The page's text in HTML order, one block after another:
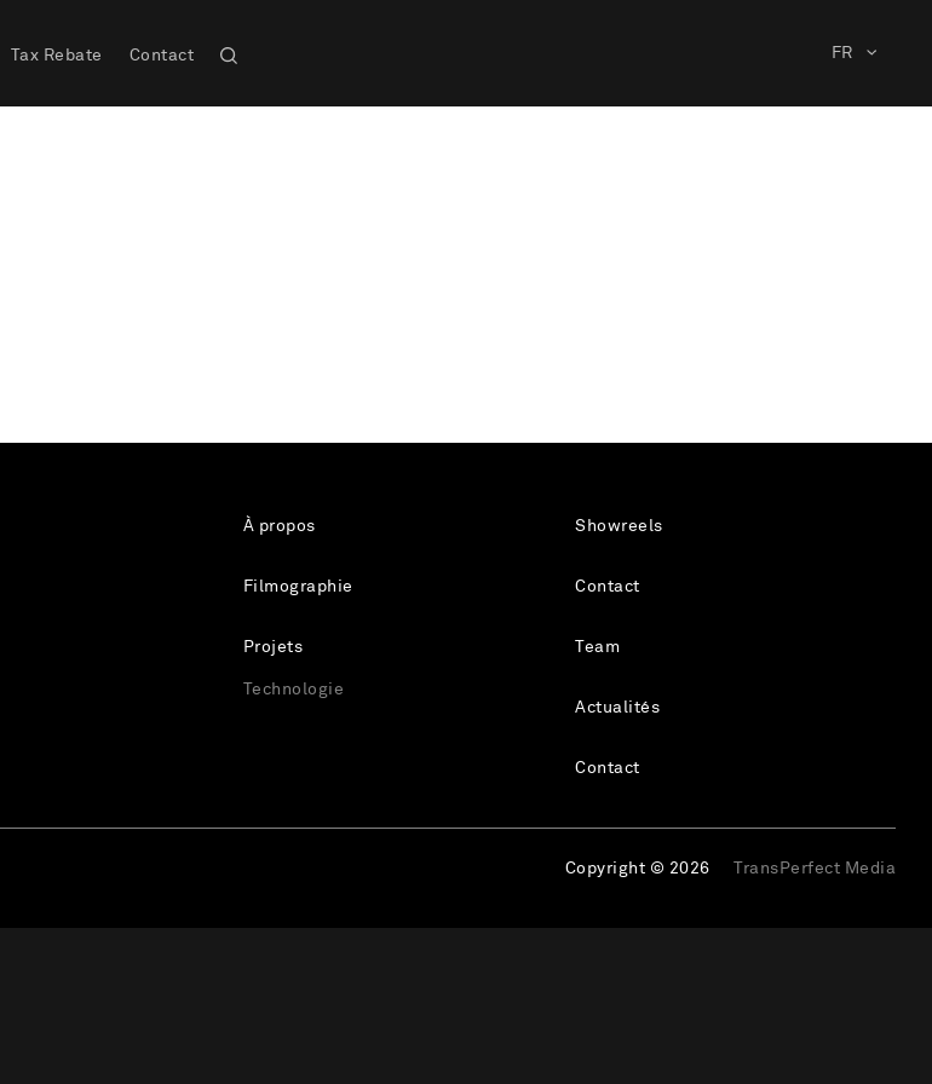
Tax Rebate Contact FR
À propos
Filmographie
Projets
Technologie
Showreels
Contact
Team
Actualités
Contact
Copyright © 2026 TransPerfect Media